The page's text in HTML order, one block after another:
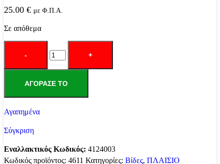
25.00 € με Φ.Π.Α.
Σε απόθεμα
ΒΙΔΕΣ
ΠΛΑΣΤΙΚΩΝ
CRYPTON
04
115
SET
ποσότητα
ΑΓΌΡΑΣΕ ΤΟ
Αγαπημένα
Σύγκριση
Εναλλακτικός Κωδικός: 4124003
Κωδικός προϊόντος: 4611 Κατηγορίες: Βίδες, ΠΛΑΙΣΙΟ